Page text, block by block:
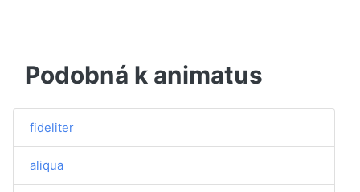
Podobná k animatus
fideliter
aliqua